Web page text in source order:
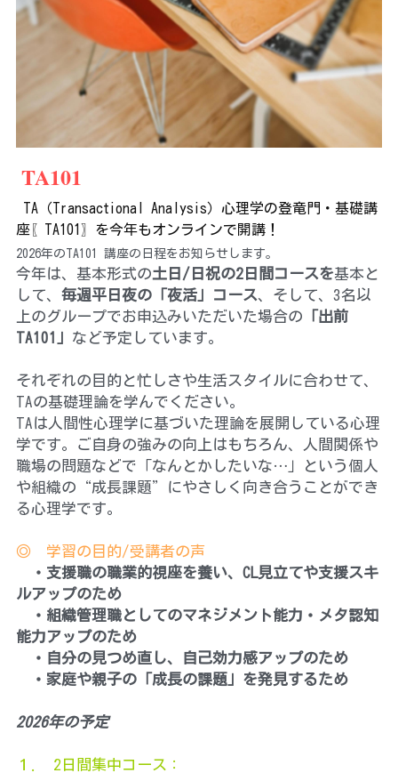
TA101
座〖TA101〗を今年もオンラインで開講！
2026年のTA101 講座の日程をお知らせします。
今年は、基本形式の土日/日祝の2日間コースを基本と
して、 毎週平日夜の「夜活」コース、そして、3名以
上のグループでお申込みいただいた場合の 「出前
TA101」 など予定しています。
それぞれの目的と忙しさや生活スタイルに合わせて、
TAの基礎理論を学んでください。
TAは人間性心理学に基づいた理論を展開している心理
学です。ご自身の強みの向上はもちろん、人間関係や
職場の問題などで「なんとかしたいな…」という個人
や組織の“成長課題”にやさしく向き合うことができ
る心理学です。
◎　学習の目的/受講者の声
・支援職の職業的視座を養い、CL見立てや支援スキ
ルアップのため
・組織管理職としてのマネジメント能力・メタ認知
能力アップのため
・自分の見つめ直し、自己効力感アップのため
・家庭や親子の「成長の課題」を発見するため
2026年の予定
１.　2日間集中コース：